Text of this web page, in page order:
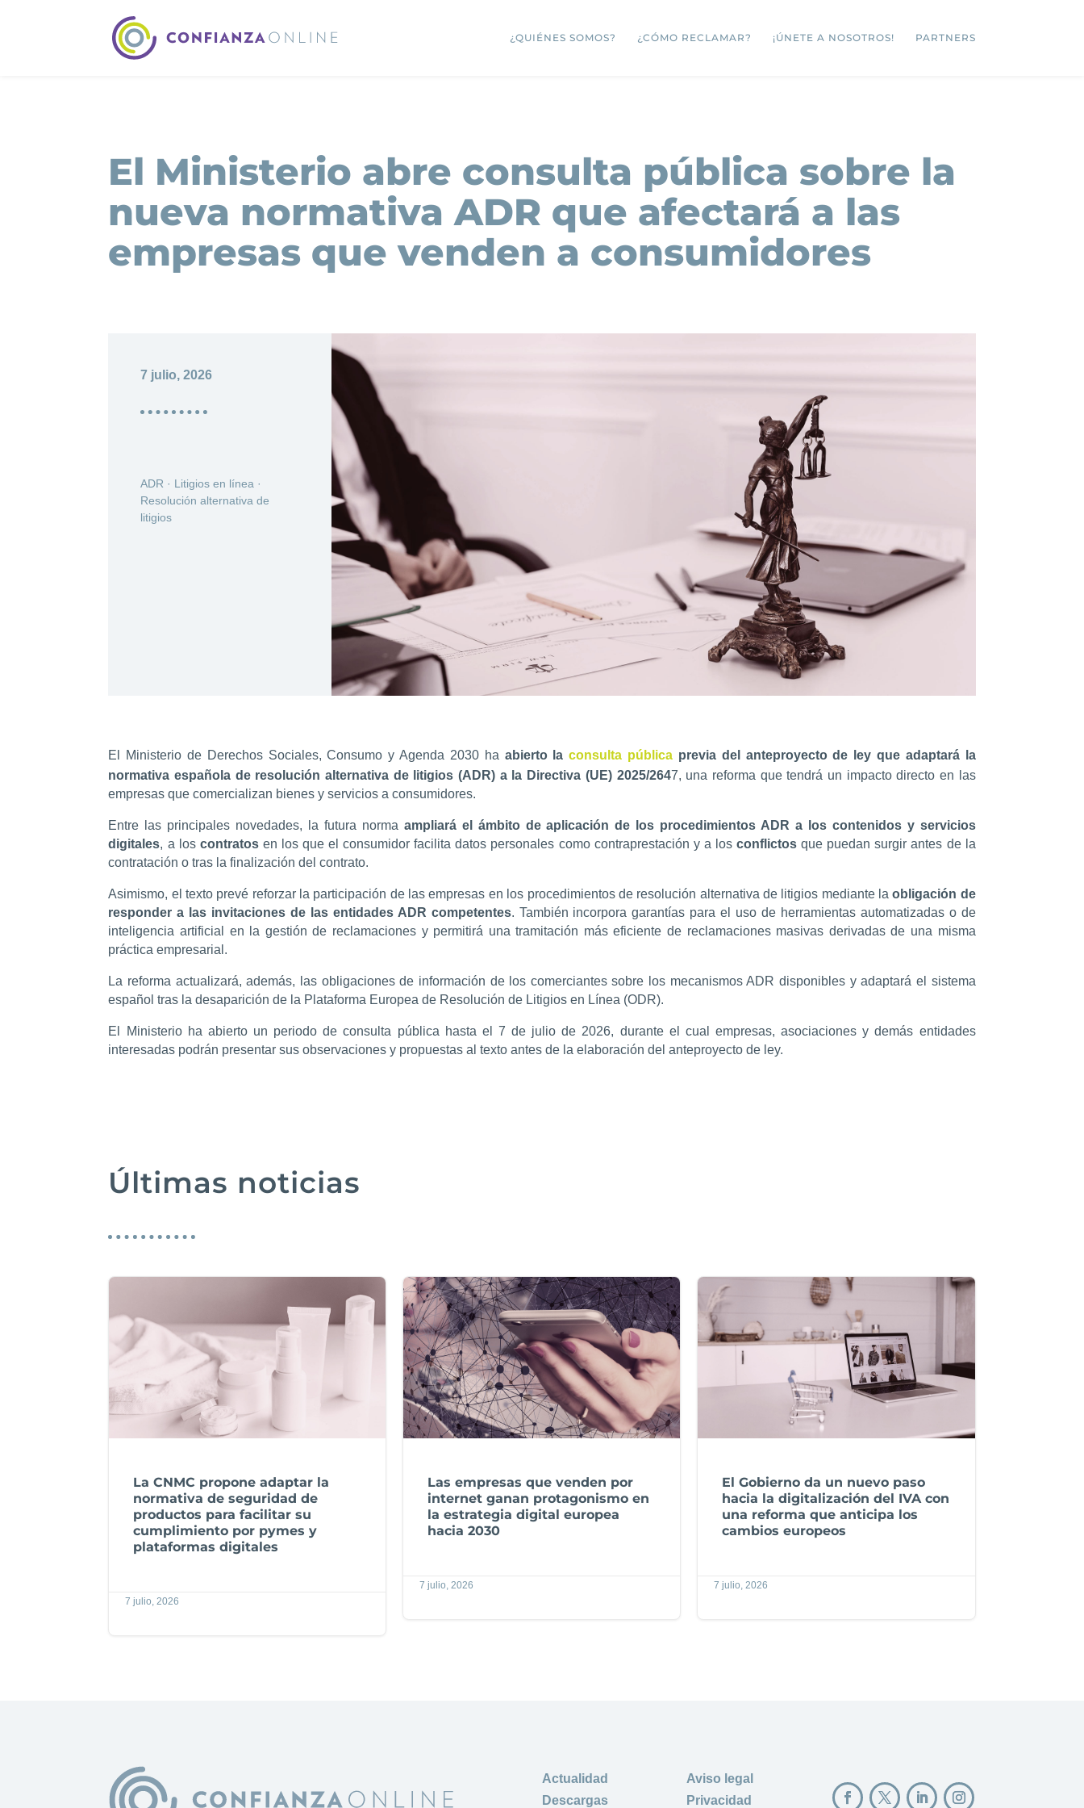
¿QUIÉNES SOMOS? ¿CÓMO RECLAMAR? ¡ÚNETE A NOSOTROS! PARTNERS
El Ministerio abre consulta pública sobre la
nueva normativa ADR que afectará a las
empresas que venden a consumidores
7 julio, 2026
ADR · Litigios en línea ·
Resolución alternativa de
litigios
El Ministerio de Derechos Sociales, Consumo y Agenda 2030 ha abierto laconsulta pública previa del anteproyecto de ley que adaptará la
normativa española de resolución alternativa de litigios (ADR) a la Directiva (UE) 2025/2647, una reforma que tendrá un impacto directo en las
empresas que comercializan bienes y servicios a consumidores.
Entre las principales novedades, la futura norma ampliará el ámbito de aplicación de los procedimientos ADR a los contenidos y servicios
digitales, a los contratosen los que el consumidor facilita datos personales como contraprestación y a losconflictos que puedan surgir antes de la
contratación o tras la finalización del contrato.
Asimismo, el texto prevé reforzar la participación de las empresas en los procedimientos de resolución alternativa de litigios mediante laobligación de
responder a las invitaciones de las entidades ADR competentes. También incorpora garantías para el uso de herramientas automatizadas o de
inteligencia artificial en la gestión de reclamaciones y permitirá una tramitación más eficiente de reclamaciones masivas derivadas de una misma
práctica empresarial.
La reforma actualizará, además, las obligaciones de información de los comerciantes sobre los mecanismos ADR disponibles y adaptará el sistema
español tras la desaparición de la Plataforma Europea de Resolución de Litigios en Línea (ODR).
El Ministerio ha abierto un periodo de consulta pública hasta el 7 de julio de 2026, durante el cual empresas, asociaciones y demás entidades
interesadas podrán presentar sus observaciones y propuestas al texto antes de la elaboración del anteproyecto de ley.
Últimas noticias
La CNMC propone adaptar la
normativa de seguridad de
productos para facilitar su
cumplimiento por pymes y
plataformas digitales
7 julio, 2026
Las empresas que venden por
internet ganan protagonismo en
la estrategia digital europea
hacia 2030
7 julio, 2026
El Gobierno da un nuevo paso
hacia la digitalización del IVA con
una reforma que anticipa los
cambios europeos
7 julio, 2026
Actualidad
Descargas
Aviso legal
Privacidad